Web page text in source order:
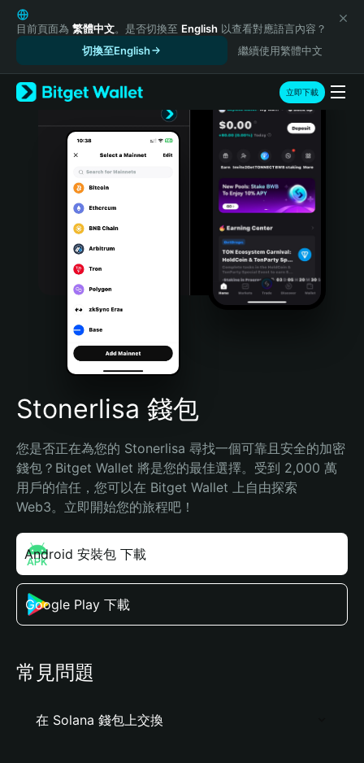
English
日本語
Русский
Español (Latinoamérica)
Türkçe
Português (Portugal)
Bahasa Indonesia
Português (Brasil)
Español (Argentina)
目前頁面為 繁體中文。是否切換至 English 以查看對應語言內容？
切換至English
繼續使用繁體中文
立即下載
Stonerlisa 錢包
您是否正在為您的 Stonerlisa 尋找一個可靠且安全的加密
錢包？Bitget Wallet 將是您的最佳選擇。受到 2,000 萬
用戶的信任，您可以在 Bitget Wallet 上自由探索
Web3。立即開始您的旅程吧！
Android 安裝包 下載
Google Play 下載
常見問題
在 Solana 錢包上交換